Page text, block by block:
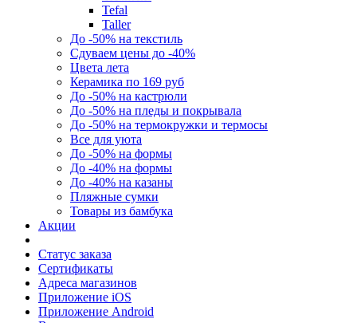
Tefal
Taller
До -50% на текстиль
Сдуваем цены до -40%
Цвета лета
Керамика по 169 руб
До -50% на кастрюли
До -50% на пледы и покрывала
До -50% на термокружки и термосы
Все для уюта
До -50% на формы
До -40% на формы
До -40% на казаны
Пляжные сумки
Товары из бамбука
Акции
Статус заказа
Сертификаты
Адреса магазинов
Приложение iOS
Приложение Android